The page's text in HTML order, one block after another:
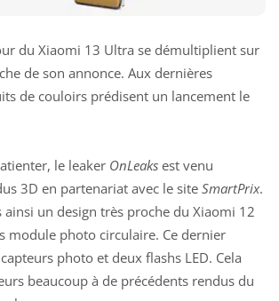
du Xiaomi 13 Ultra se démultiplient sur
de son annonce. Aux dernières
de couloirs prédisent un lancement le
le leaker OnLeaks est venu
3D en partenariat avec le site SmartPrix.
ainsi un design très proche du Xiaomi 12
module photo circulaire. Ce dernier
photo et deux flashs LED. Cela
beaucoup à de précédents rendus du